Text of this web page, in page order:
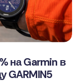
на Garmin в
GARMIN5